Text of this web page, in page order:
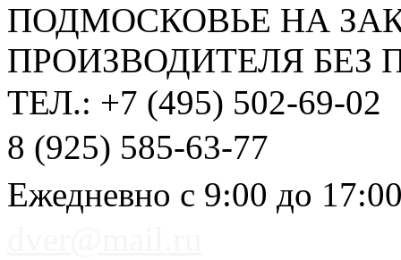
ПОДМОСКОВЬЕ НА
ПРОИЗВОДИТЕЛЯ БЕЗ
ТЕЛ.: +7 (495) 502-69-02
8 (925) 585-63-77
Ежедневно с 9:00 до